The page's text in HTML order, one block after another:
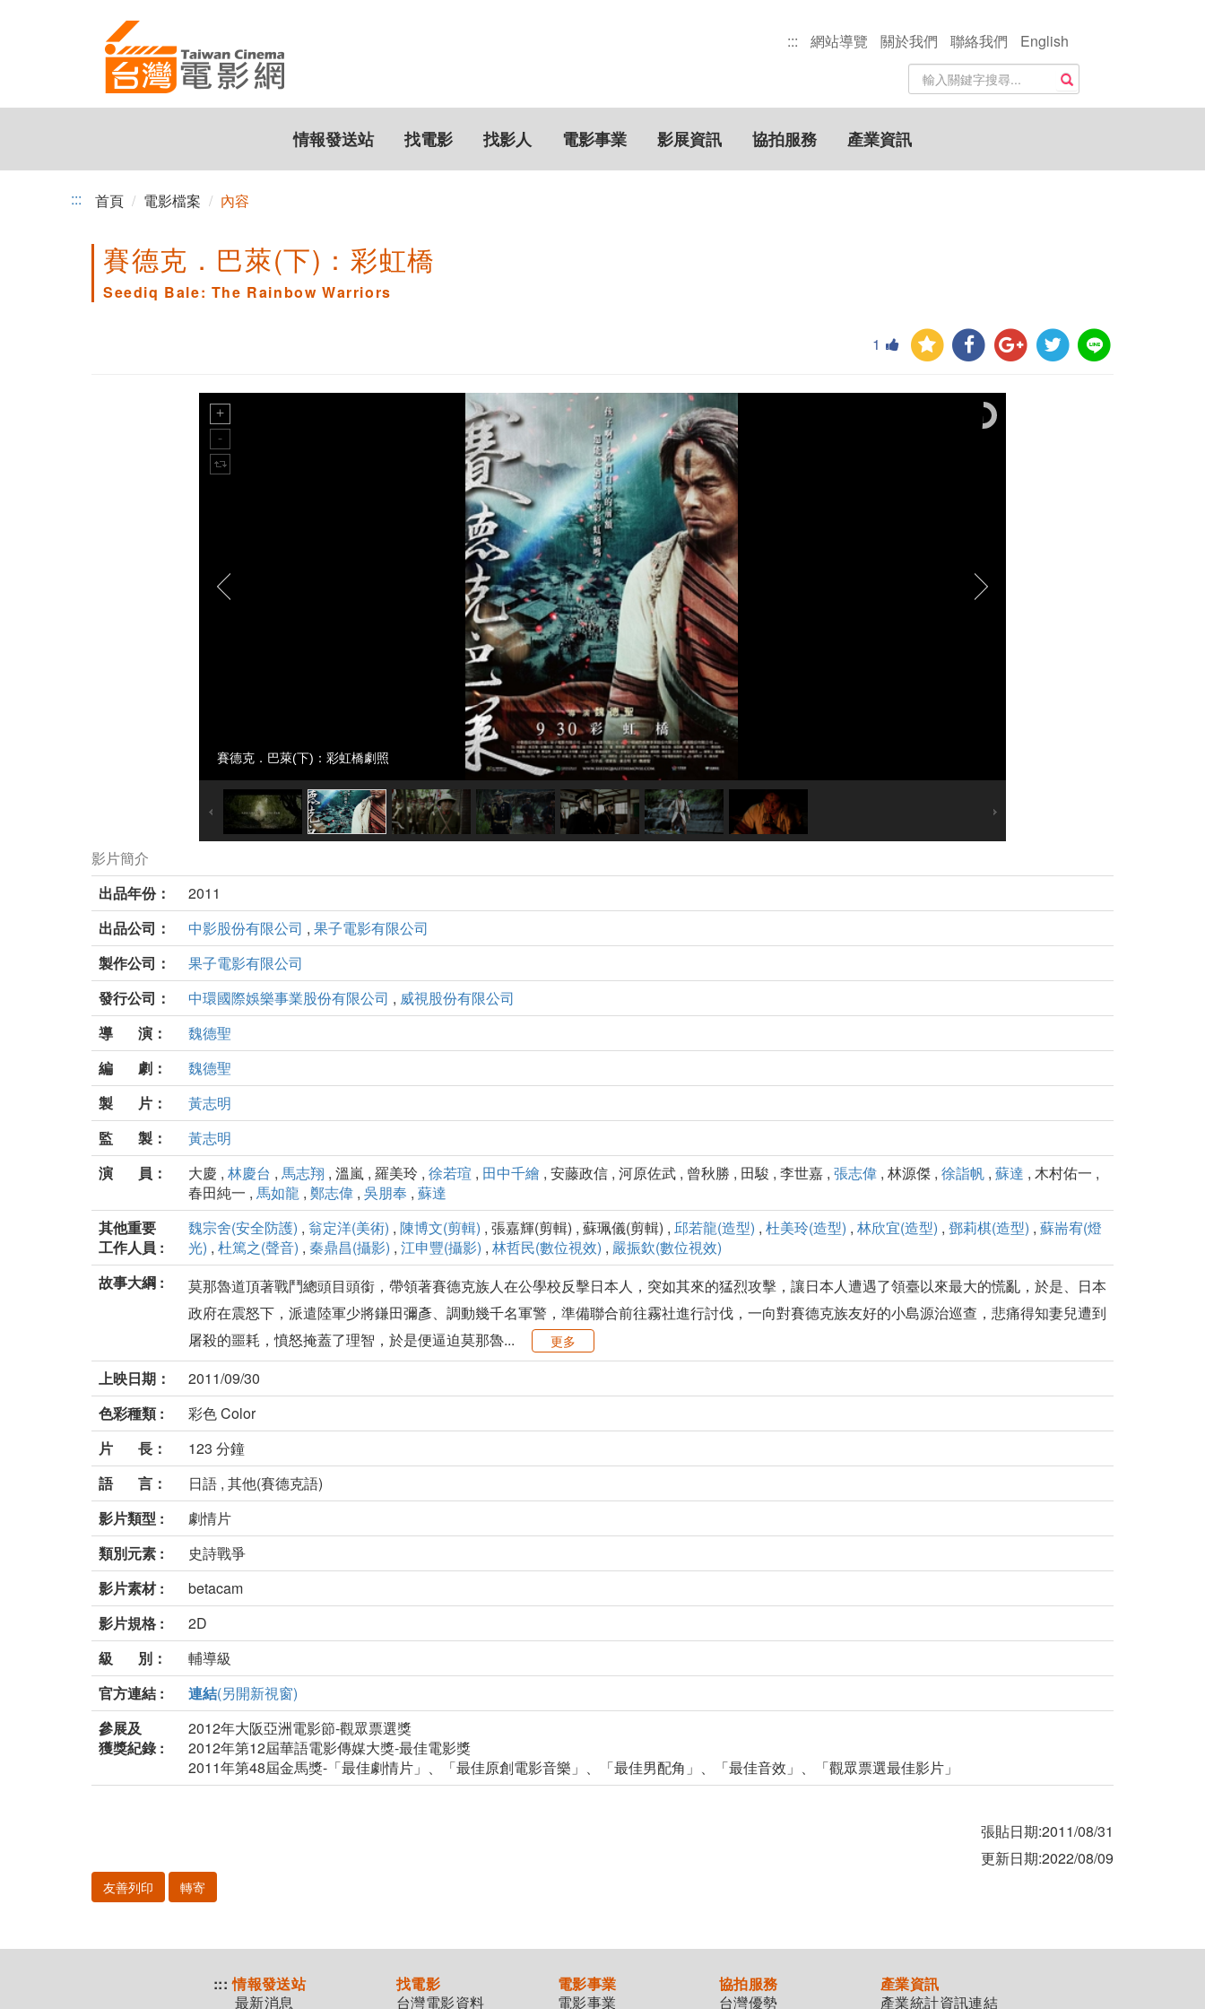
::: 網站導覽 關於我們 聯絡我們
English
站
內
搜
尋
關
鍵
搜尋
情報發送站 找電影 找影人 電影事業 影展資訊 協拍服務 產業資訊
::: 首頁 電影檔案 內容
賽德克．巴萊(下)：彩虹橋
Seediq Bale: The Rainbow Warriors
1
賽德克．巴萊(下)：彩虹橋劇照
影片簡介
出品年份：
2011
出品公司：
中影股份有限公司 , 果子電影有限公司
製作公司：
果子電影有限公司
發行公司：
中環國際娛樂事業股份有限公司 , 威視股份有限公司
導 演：
魏德聖
編 劇：
魏德聖
製 片：
黃志明
監 製：
黃志明
演 員：
大慶 , 林慶台 , 馬志翔 , 溫嵐 , 羅美玲 , 徐若瑄 , 田中千繪 , 安藤政信 , 河原佐武 , 曾秋勝 , 田駿 , 李世嘉 , 張志偉 , 林源傑 , 徐詣帆 , 蘇達 , 木村佑一 ,
春田純一 , 馬如龍 , 鄭志偉 , 吳朋奉 , 蘇達
其他重要
工作人員 :
魏宗舍(安全防護) , 翁定洋(美術) , 陳博文(剪輯) , 張嘉輝(剪輯) , 蘇珮儀(剪輯) , 邱若龍(造型) , 杜美玲(造型) , 林欣宜(造型) , 鄧莉棋(造型) , 蘇耑宥(燈
光) , 杜篤之(聲音) , 秦鼎昌(攝影) , 江申豐(攝影) , 林哲民(數位視效) , 嚴振欽(數位視效)
故事大綱 :
莫那魯道頂著戰鬥總頭目頭銜，帶領著賽德克族人在公學校反擊日本人，突如其來的猛烈攻擊，讓日本人遭遇了領臺以來最大的慌亂，於是、日本
政府在震怒下，派遣陸軍少將鎌田彌彥、調動幾千名軍警，準備聯合前往霧社進行討伐，一向對賽德克族友好的小島源治巡查，悲痛得知妻兒遭到
屠殺的噩耗，憤怒掩蓋了理智，於是便逼迫莫那魯...
更多
上映日期：
2011/09/30
色彩種類 :
彩色 Color
片 長：
123 分鐘
語 言：
日語 , 其他(賽德克語)
影片類型 :
劇情片
類別元素 :
史詩戰爭
影片素材 :
betacam
影片規格 :
2D
級 別：
輔導級
官方連結 :
連結(另開新視窗)
參展及
獲獎紀錄 :
2012年大阪亞洲電影節-觀眾票選獎
2012年第12屆華語電影傳媒大獎-最佳電影獎
2011年第48屆金馬獎-「最佳劇情片」、「最佳原創電影音樂」、「最佳男配角」、「最佳音效」、「觀眾票選最佳影片」
張貼日期:2011/08/31
更新日期:2022/08/09
友善列印 轉寄
::: 情報發送站
最新消息
找電影
台灣電影資料
電影事業
電影事業
協拍服務
台灣優勢
產業資訊
產業統計資訊連結